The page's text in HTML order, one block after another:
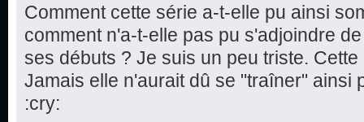
Comment cette série a-t-elle pu ainsi
comment n'a-t-elle pas pu s'adjoindre
ses débuts ? Je suis un peu triste.
Jamais elle n'aurait dû se "traîner" ainsi
:cry: